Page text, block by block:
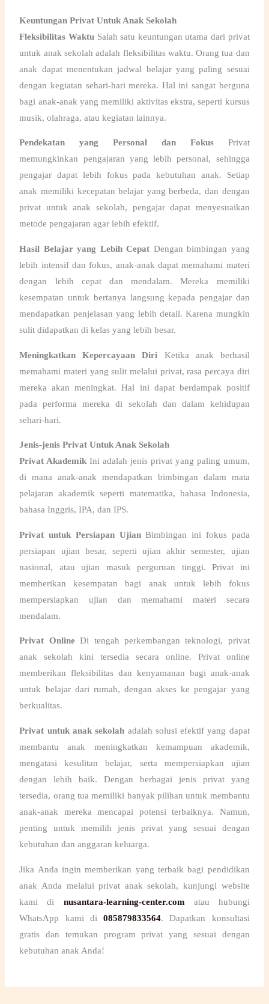
Keuntungan Privat Untuk Anak Sekolah
Fleksibilitas Waktu Salah satu keuntungan utama dari privat
untuk anak sekolah adalah fleksibilitas waktu. Orang tua dan
anak dapat menentukan jadwal belajar yang paling sesuai
dengan kegiatan sehari-hari mereka. Hal ini sangat berguna
bagi anak-anak yang memiliki aktivitas ekstra, seperti kursus
musik, olahraga, atau kegiatan lainnya.
Pendekatan yang Personal dan FokusPrivat
memungkinkan pengajaran yang lebih personal, sehingga
pengajar dapat lebih fokus pada kebutuhan anak. Setiap
anak memiliki kecepatan belajar yang berbeda, dan dengan
privat untuk anak sekolah, pengajar dapat menyesuaikan
metode pengajaran agar lebih efektif.
Hasil Belajar yang Lebih Cepat Dengan bimbingan yang
lebih intensif dan fokus, anak-anak dapat memahami materi
dengan lebih cepat dan mendalam. Mereka memiliki
kesempatan untuk bertanya langsung kepada pengajar dan
mendapatkan penjelasan yang lebih detail. Karena mungkin
sulit didapatkan di kelas yang lebih besar.
Meningkatkan Kepercayaan Diri Ketika anak berhasil
memahami materi yang sulit melalui privat, rasa percaya diri
mereka akan meningkat. Hal ini dapat berdampak positif
pada performa mereka di sekolah dan dalam kehidupan
sehari-hari.
Jenis-jenis Privat Untuk Anak Sekolah
Privat Akademik Ini adalah jenis privat yang paling umum,
di mana anak-anak mendapatkan bimbingan dalam mata
pelajaran akademik seperti matematika, bahasa Indonesia,
bahasa Inggris, IPA, dan IPS.
Privat untuk Persiapan UjianBimbingan ini fokus pada
persiapan ujian besar, seperti ujian akhir semester, ujian
nasional, atau ujian masuk perguruan tinggi. Privat ini
memberikan kesempatan bagi anak untuk lebih fokus
mempersiapkan ujian dan memahami materi secara
mendalam.
Privat OnlineDi tengah perkembangan teknologi, privat
anak sekolah kini tersedia secara online. Privat online
memberikan fleksibilitas dan kenyamanan bagi anak-anak
untuk belajar dari rumah, dengan akses ke pengajar yang
berkualitas.
Privat untuk anak sekolah adalah solusi efektif yang dapat
membantu anak meningkatkan kemampuan akademik,
mengatasi kesulitan belajar, serta mempersiapkan ujian
dengan lebih baik. Dengan berbagai jenis privat yang
tersedia, orang tua memiliki banyak pilihan untuk membantu
anak-anak mereka mencapai potensi terbaiknya. Namun,
penting untuk memilih jenis privat yang sesuai dengan
kebutuhan dan anggaran keluarga.
Jika Anda ingin memberikan yang terbaik bagi pendidikan
anak Anda melaluiprivat anak sekolah, kunjungi website
kami di nusantara-learning-center.com atau hubungi
WhatsApp kami di085879833564. Dapatkan konsultasi
gratis dan temukan program privat yang sesuai dengan
kebutuhan anak Anda!